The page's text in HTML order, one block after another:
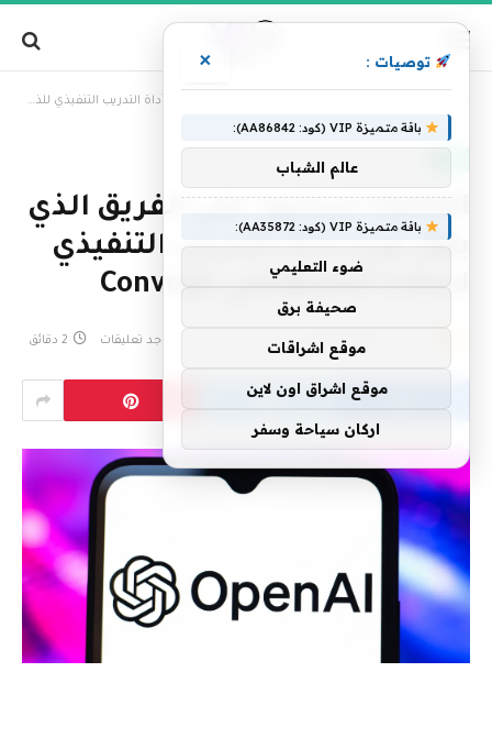
OpenAI تستحوذ على الفريق الذي
يقف وراء أداة التدريب التنفيذي
للذكاء الاصطناعي Convogo
فريق التحرير 8 يناير، 2026 لا توجد تعليقات 2 دقائق
توصيات : ×
باقة متميزة VIP (كود: AA86842):
عالم الشباب
باقة متميزة VIP (كود: AA35872):
ضوء التعليمي
صحيفة برق
موقع اشراقات
موقع اشراق اون لاين
اركان سياحة وسفر